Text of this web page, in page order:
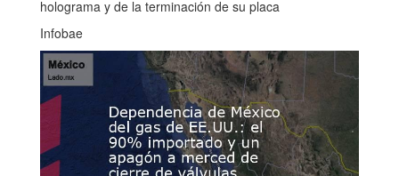
holograma y de la terminación de su placa
Infobae